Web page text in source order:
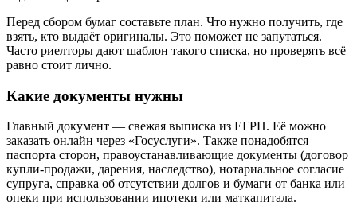
Перед сбором бумаг составьте план. Что нужно получить, где
взять, кто выдаёт оригиналы. Это поможет не запутаться.
Часто риелторы дают шаблон такого списка, но проверять всё
равно стоит лично.
Какие документы нужны
Главный документ — свежая выписка из ЕГРН. Её можно
заказать онлайн через «Госуслуги». Также понадобятся
паспорта сторон, правоустанавливающие документы (договор
купли-продажи, дарения, наследство), нотариальное согласие
супруга, справка об отсутствии долгов и бумаги от банка или
опеки при использовании ипотеки или маткапитала.